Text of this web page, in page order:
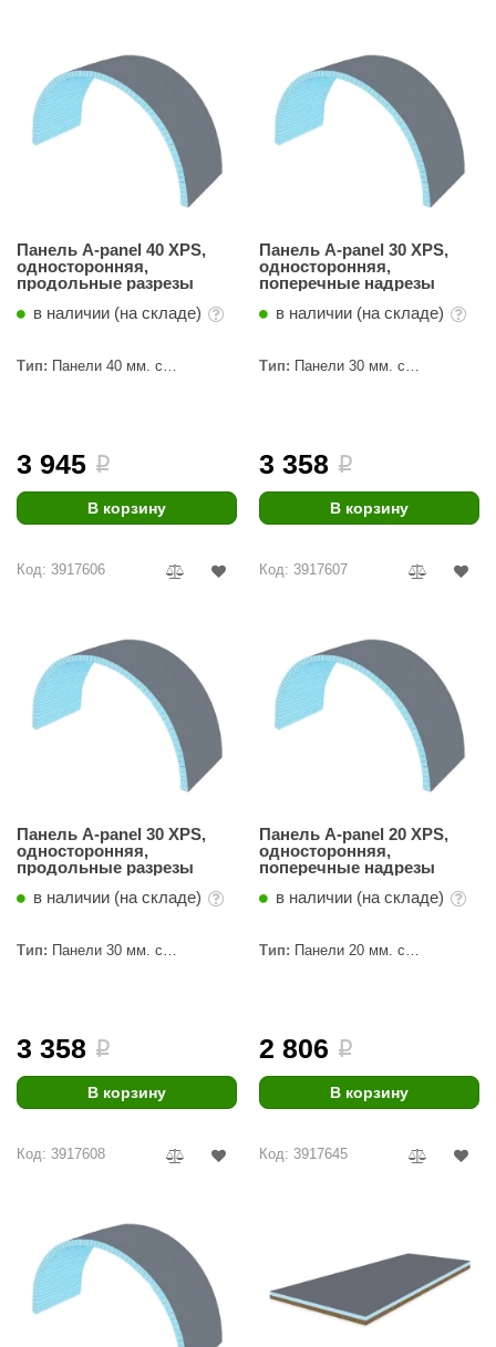
Панель A-panel 40 XPS,
односторонняя,
продольные разрезы
в наличии (на складе)
Тип: Панели 40 мм. с
3 945 i
В корзину
Панель A-panel 30 XPS,
односторонняя,
поперечные надрезы
в наличии (на складе)
Тип: Панели 30 мм. с
3 358 i
В корзину
Код: 3917606
Панель A-panel 30 XPS,
односторонняя,
продольные разрезы
в наличии (на складе)
Тип: Панели 30 мм. с
3 358 i
В корзину
Код: 3917607
Панель A-panel 20 XPS,
односторонняя,
поперечные надрезы
в наличии (на складе)
Тип: Панели 20 мм. с
2 806 i
В корзину
Код: 3917608 Код: 3917645